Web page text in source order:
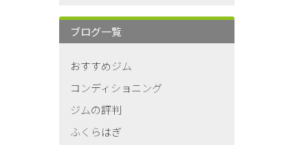
ブログ一覧
おすすめジム
コンディショニング
ジムの評判
ふくらはぎ